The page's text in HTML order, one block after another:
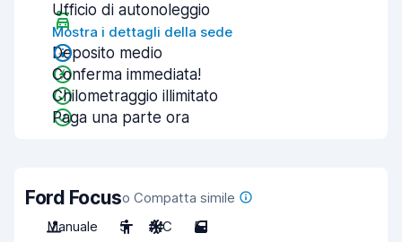
Ufficio di autonoleggio
Mostra i dettagli della sede
Deposito medio
Conferma immediata!
Chilometraggio illimitato
Paga una parte ora
Ford Focuso Compatta simile
Manuale
5 A/C 5